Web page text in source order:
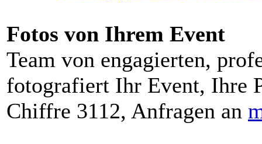
Fotos von Ihrem Event
Team von engagierten,
fotografiert Ihr Event, Ihre
Chiffre 3112, Anfragen an